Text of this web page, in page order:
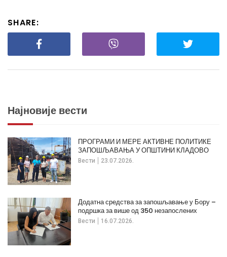
SHARE:
Најновије вести
Вести 23.07.2026.
ПРОГРАМИ И МЕРЕ АКТИВНЕ ПОЛИТИКЕ
ЗАПОШЉАВАЊА У ОПШТИНИ КЛАДОВО
Вести 16.07.2026.
Додатна средства за запошљавање у Бору –
подршка за више од 350 незапослених